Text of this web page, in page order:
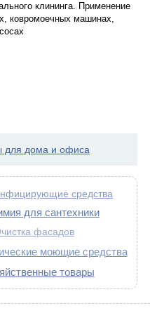
клининга. Применение
ковромоечных машинах,
для дома и офиса
средства
для сантехники
фасадов
моющие средства
товары